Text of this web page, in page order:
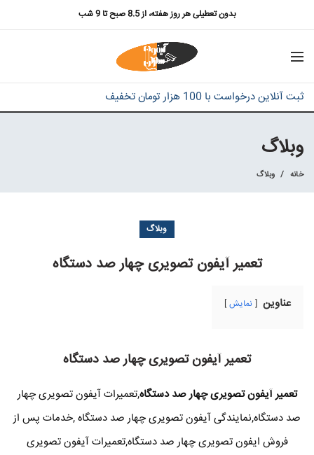
بدون تعطیلی هر روز هفته، از 8.5 صبح تا 9 شب
ثبت آنلاین درخواست با 100 هزار تومان تخفیف
وبلاگ
خانه وبلاگ
وبلاگ
تعمیر آیفون تصویری چهار صد دستگاه
عناوین نمایش
تعمیر آیفون تصویری چهار صد دستگاه
تعمیر آیفون تصویری چهار صد دستگاه,تعمیرات آیفون تصویری چهار
صد دستگاه,نمایندگی آیفون تصویری چهار صد دستگاه ,خدمات پس از
فروش ایفون تصویری چهار صد دستگاه,تعمیرات آیفون تصویری